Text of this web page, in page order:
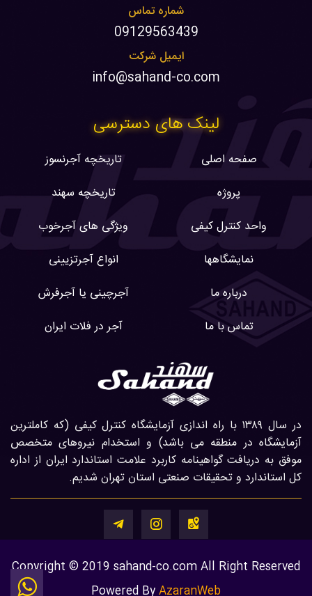
شماره تماس
09129563439
ایمیل شرکت
info@sahand-co.com
لینک های دسترسی
تاریخچه آجرنسوز
تاریخچه سهند
ویژگی های آجرخوب
انواع آجرتزیینی
آجرچینی یا آجرفرش
آجر در فلات ایران
صفحه اصلی
پروژه
واحد کنترل کیفی
نمایشگاهها
درباره ما
تماس با ما
در سال ۱۳۸۹ با راه اندازی آزمایشگاه کنترل کیفی (که کاملترین
آزمایشگاه در منطقه می باشد) و استخدام نیروهای متخصص
موفق به دریافت گواهینامه کاربرد علامت استاندارد ایران از اداره
کل استاندارد و تحقیقات صنعتی استان تهران شدیم.
Copyright © 2019 sahand-co.com All Right Reserved
Powered ByAzaranWeb